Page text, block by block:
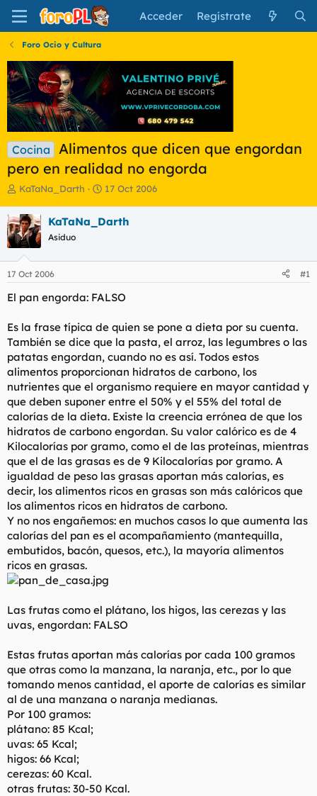
Acceder Regístrate
Foro Ocio y Cultura
Cocina
Alimentos que dicen que engordan
pero en realidad no engorda
I
i
c
i
a
d
o
d
t
e
m
a
KaTaNa_Darth
F
h
e
i
i
o
17 Oct 2006
KaTaNa_Darth
Asiduo
17 Oct 2006 #1
El pan engorda: FALSO
Es la frase típica de quien se pone a dieta por su cuenta.
También se dice que la pasta, el arroz, las legumbres o las
patatas engordan, cuando no es así. Todos estos
alimentos proporcionan hidratos de carbono, los
nutrientes que el organismo requiere en mayor cantidad y
que deben suponer entre el 50% y el 55% del total de
calorías de la dieta. Existe la creencia errónea de que los
hidratos de carbono engordan. Su valor calórico es de 4
Kilocalorías por gramo, como el de las proteínas, mientras
que el de las grasas es de 9 Kilocalorías por gramo. A
igualdad de peso las grasas aportan más calorías, es
decir, los alimentos ricos en grasas son más calóricos que
los alimentos ricos en hidratos de carbono.
Y no nos engañemos: en muchos casos lo que aumenta las
calorías del pan es el acompañamiento (mantequilla,
embutidos, bacón, quesos, etc.), la mayoría alimentos
ricos en grasas.
Las frutas como el plátano, los higos, las cerezas y las
uvas, engordan: FALSO
Estas frutas aportan más calorías por cada 100 gramos
que otras como la manzana, la naranja, etc., por lo que
tomando menos cantidad, el aporte de calorías es similar
al de una manzana o naranja medianas.
Por 100 gramos:
plátano: 85 Kcal;
uvas: 65 Kcal;
higos: 66 Kcal;
cerezas: 60 Kcal.
otras frutas: 30-50 Kcal.